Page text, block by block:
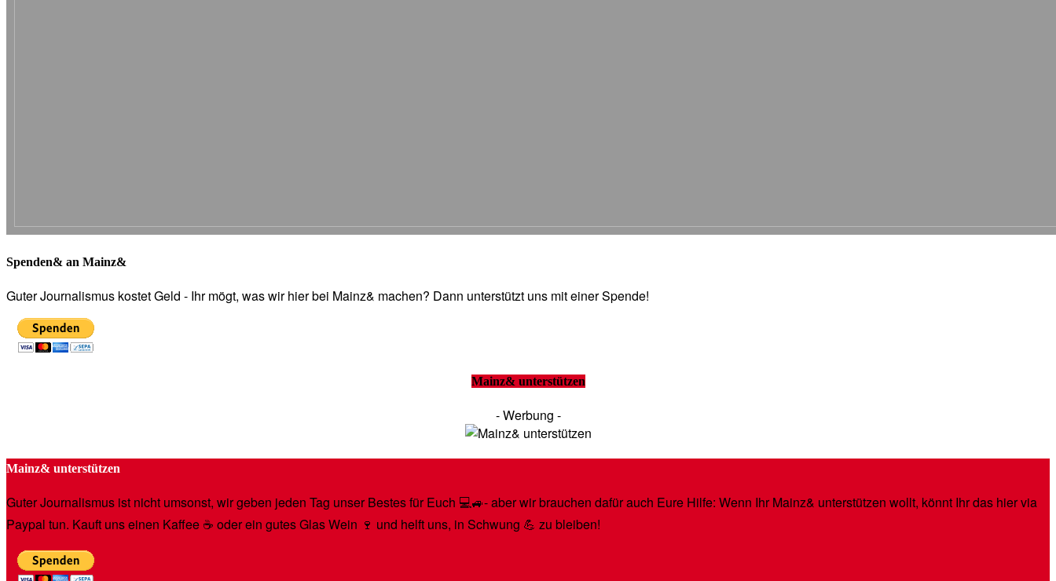
Spenden& an Mainz&
Guter Journalismus kostet Geld - Ihr mögt, was wir hier bei Mainz& machen? Dann unterstützt uns mit einer Spende!
Mainz& unterstützen
- Werbung -
Mainz& unterstützen
Guter Journalismus ist nicht umsonst, wir geben jeden Tag unser Bestes für Euch 💻🚙- aber wir brauchen dafür auch Eure Hilfe: Wenn Ihr Mainz& unterstützen wollt, könnt Ihr das hier via
Paypal tun. Kauft uns einen Kaffee ☕️ oder ein gutes Glas Wein 🍷 und helft uns, in Schwung 💪 zu bleiben!